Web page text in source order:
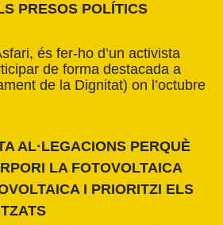
PRESOS POLÍTICS
és fer-ho d’un activista
de forma destacada a
de la Dignitat) on l’octubre
AL·LEGACIONS PERQUÈ
LA FOTOVOLTAICA
I PRIORITZI ELS